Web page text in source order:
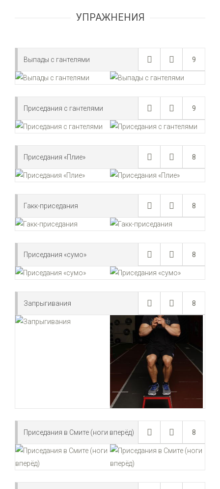
УПРАЖНЕНИЯ
9
Выпады с гантелями
9
Приседания с гантелями
8
Приседания «Плие»
8
Гакк-приседания
8
Приседания «сумо»
8
Запрыгивания
8
Приседания в Смите (ноги вперёд)